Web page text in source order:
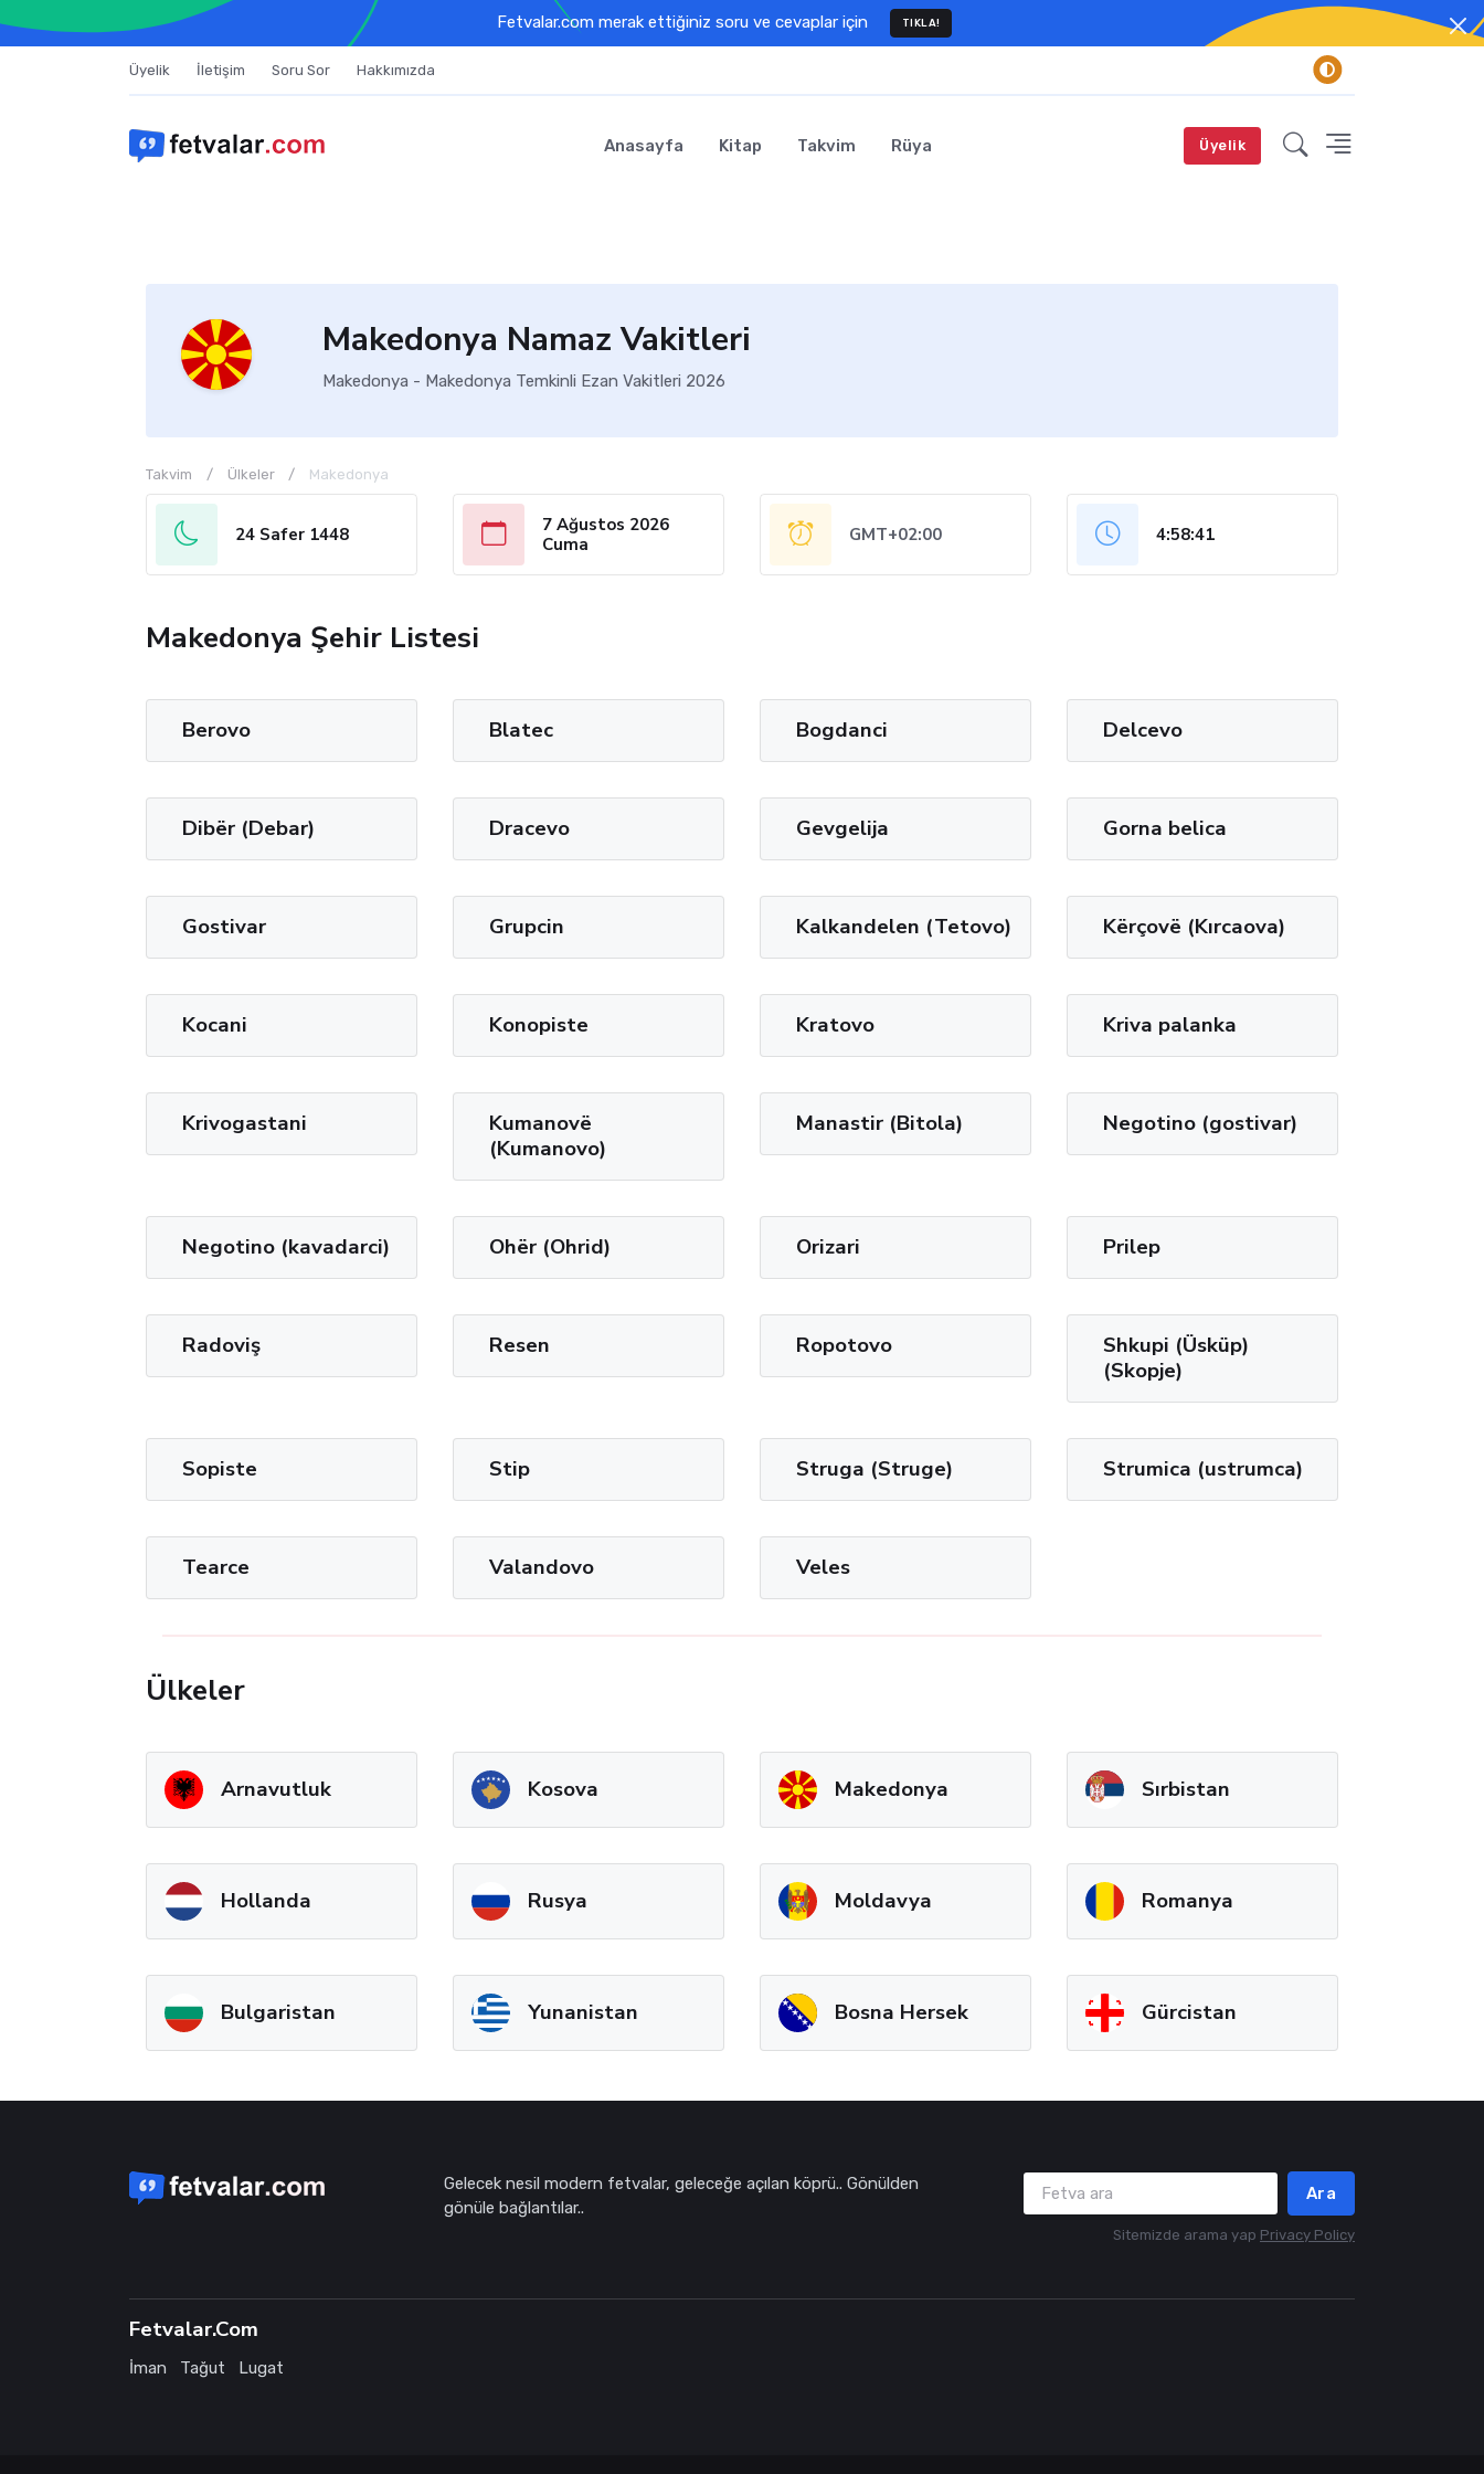
Fetvalar.com merak ettiğiniz soru ve cevaplar için TIKLA!
Üyelik İletişim Soru Sor Hakkımızda
Anasayfa Kitap Takvim Rüya Üyelik
Makedonya Namaz Vakitleri
Makedonya - Makedonya Temkinli Ezan Vakitleri 2026
Takvim Ülkeler Makedonya
24 Safer 1448
7 Ağustos 2026
Cuma
GMT+02:00 4:58:41
Makedonya Şehir Listesi
Berovo Blatec Bogdanci Delcevo
Dibër (Debar) Dracevo Gevgelija Gorna belica
Gostivar Grupcin Kalkandelen (Tetovo) Kërçovë (Kırcaova)
Kocani Konopiste Kratovo Kriva palanka
Krivogastani
Kumanovë
(Kumanovo)
Manastir (Bitola) Negotino (gostivar)
Negotino (kavadarci) Ohër (Ohrid) Orizari Prilep
Radoviş Resen Ropotovo
Shkupi (Üsküp)
(Skopje)
Sopiste Stip Struga (Struge) Strumica (ustrumca)
Tearce Valandovo Veles
Ülkeler
Arnavutluk Kosova Makedonya Sırbistan
Hollanda Rusya Moldavya Romanya
Bulgaristan Yunanistan Bosna Hersek Gürcistan
Gelecek nesil modern fetvalar, geleceğe açılan köprü.. Gönülden
gönüle bağlantılar..
Ara
Sitemizde arama yap Privacy Policy
Fetvalar.Com
İman Tağut Lugat